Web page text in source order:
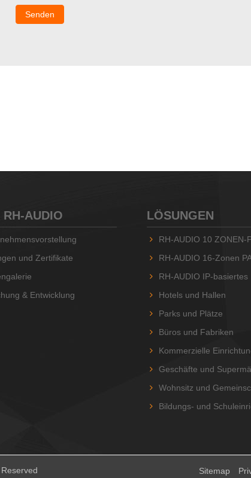
Senden
RH-AUDIO
und Zertifikate
& Entwicklung
LÖSUNGEN
RH-AUDIO 10 ZONEN-
RH-AUDIO 16-Zonen
RH-AUDIO IP-basiertes
Hotels und Hallen
Parks und Plätze
Büros und Fabriken
Kommerzielle
Geschäfte und
Wohnsitz und
Bildungs- und
Sitemap